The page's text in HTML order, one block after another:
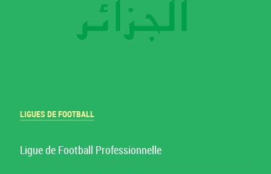
LIGUES DE FOOTBALL
Ligue de Football Professionnelle